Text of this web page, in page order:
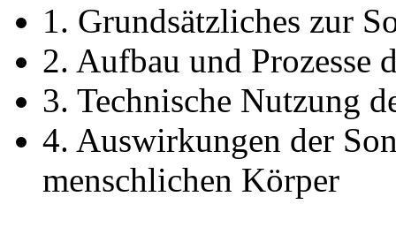
1. Grundsätzliches zur
2. Aufbau und Prozesse
3. Technische Nutzung
4. Auswirkungen der
menschlichen Körper